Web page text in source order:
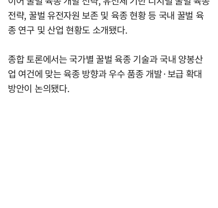
전략, 꿀벌 유전자원 보존 및 육종 현황 등 국내 꿀벌 육
종 연구 및 산업 현황도 소개됐다.
종합 토론에서는 국가별 꿀벌 육종 기술과 국내 양봉산
업 여건에 맞는 육종 방향과 우수 품종 개발·보급 확대
방안이 논의됐다.